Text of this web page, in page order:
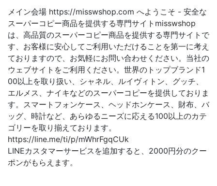
メイン会場 https://misswshop.com へようこそ - 安全な
スーパーコピー商品を提供する専門サイトmisswshop
は、高品質のスーパーコピー商品を提供する専門サイトで
す、お客様に安心してご利用いただけることを第一に考え
ておりますので、お気軽にお問い合わせください。当社の
ウェブサイトをご利用ください。世界のトップブランド1
00以上を取り扱い、シャネル、ルイヴィトン、グッチ、
エルメス、ナイキなどのスーパーコピーを提供しておりま
す。スマートフォンケース、ヘッドホンケース、財布、バ
ッグ、時計など、あらゆるニーズに応える100以上のカテ
ゴリーを取り揃えております。
https://line.me/ti/p/mWhrFgqCUk
LINEカスタマーサービスを追加すると、2000円分のクー
ポンがもらえます。